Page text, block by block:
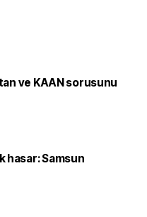
ve KAAN sorusunu
hasar: Samsun